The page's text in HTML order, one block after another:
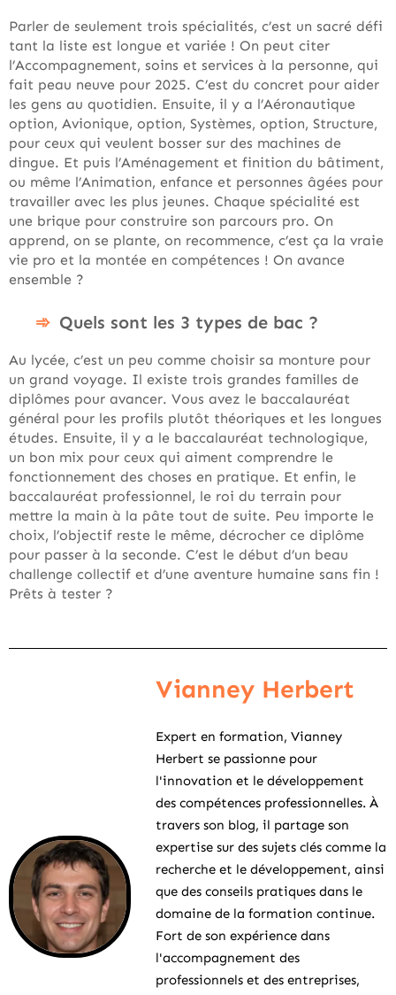
Parler de seulement trois spécialités, c’est un sacré défi
tant la liste est longue et variée ! On peut citer
l’Accompagnement, soins et services à la personne, qui
fait peau neuve pour 2025. C’est du concret pour aider
les gens au quotidien. Ensuite, il y a l’Aéronautique
option, Avionique, option, Systèmes, option, Structure,
pour ceux qui veulent bosser sur des machines de
dingue. Et puis l’Aménagement et finition du bâtiment,
ou même l’Animation, enfance et personnes âgées pour
travailler avec les plus jeunes. Chaque spécialité est
une brique pour construire son parcours pro. On
apprend, on se plante, on recommence, c’est ça la vraie
vie pro et la montée en compétences ! On avance
ensemble ?
Quels sont les 3 types de bac ?
Au lycée, c’est un peu comme choisir sa monture pour
un grand voyage. Il existe trois grandes familles de
diplômes pour avancer. Vous avez le baccalauréat
général pour les profils plutôt théoriques et les longues
études. Ensuite, il y a le baccalauréat technologique,
un bon mix pour ceux qui aiment comprendre le
fonctionnement des choses en pratique. Et enfin, le
baccalauréat professionnel, le roi du terrain pour
mettre la main à la pâte tout de suite. Peu importe le
choix, l’objectif reste le même, décrocher ce diplôme
pour passer à la seconde. C’est le début d’un beau
challenge collectif et d’une aventure humaine sans fin !
Prêts à tester ?
Vianney Herbert
Expert en formation, Vianney
Herbert se passionne pour
l'innovation et le développement
des compétences professionnelles. À
travers son blog, il partage son
expertise sur des sujets clés comme la
recherche et le développement, ainsi
que des conseils pratiques dans le
domaine de la formation continue.
Fort de son expérience dans
l'accompagnement des
professionnels et des entreprises,